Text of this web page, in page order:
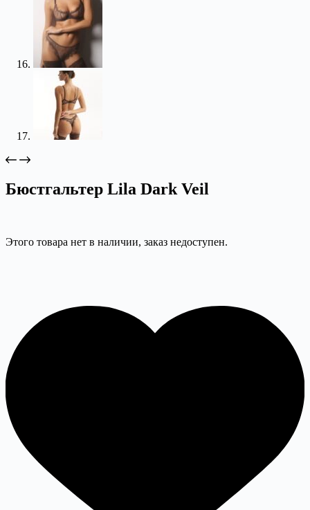
Бюстгальтер Lila Dark Veil
Этого товара нет в наличии, заказ недоступен.